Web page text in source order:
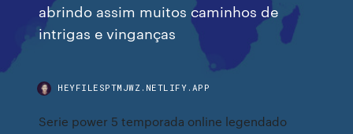
abrindo assim muitos caminhos de
intrigas e vinganças
HEYFILESPTMJWZ.NETLIFY.APP
Serie power 5 temporada online legendado